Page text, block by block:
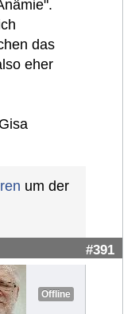
das
eher
um der
#391
Offline